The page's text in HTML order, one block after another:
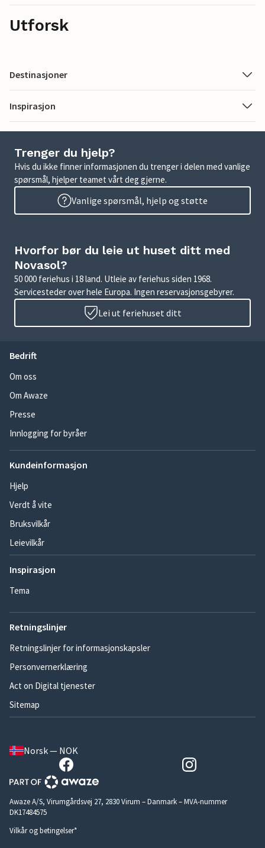
Utforsk
Destinasjoner
Inspirasjon
Trenger du hjelp?
Hvis du ikke finner informasjonen du trenger i delen med vanlige
spørsmål, hjelper teamet vårt deg gjerne.
Vanlige spørsmål, hjelp og støtte
Hvorfor bør du leie ut huset ditt med
Novasol?
50 000 feriehus i 18 land. Utleie av feriehus siden 1968.
Servicesteder over hele Europa. Ingen reservasjonsgebyrer.
Lei ut feriehuset ditt
Bedrift
Om oss
Om Awaze
Presse
Innlogging for byråer
Kundeinformasjon
Hjelp
Verdt å vite
Bruksvilkår
Leievilkår
Inspirasjon
Tema
Retningslinjer
Retningslinjer for informasjonskapsler
Personvernerklæring
Act on Digital tjenester
Sitemap
Norsk — NOK
Awaze A/S, Virumgårdsvej 27, 2830 Virum – Danmark – MVA-nummer
DK17484575
Vilkår og betingelser*